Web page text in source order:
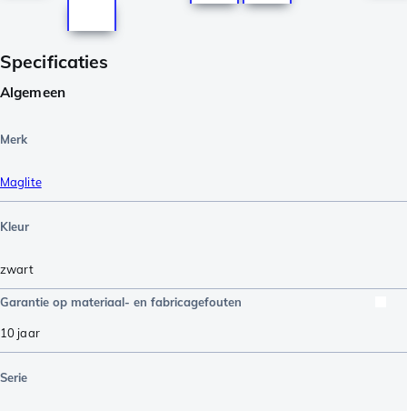
Specificaties
Algemeen
Merk
Maglite
Kleur
zwart
Garantie op materiaal- en fabricagefouten
10 jaar
Serie